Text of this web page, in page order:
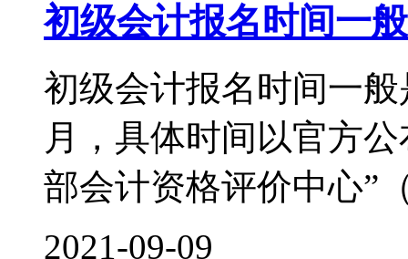
初级会计报名时间一
初级会计报名时间一
月，具体时间以官方
部会计资格评价中心”
2021-09-09